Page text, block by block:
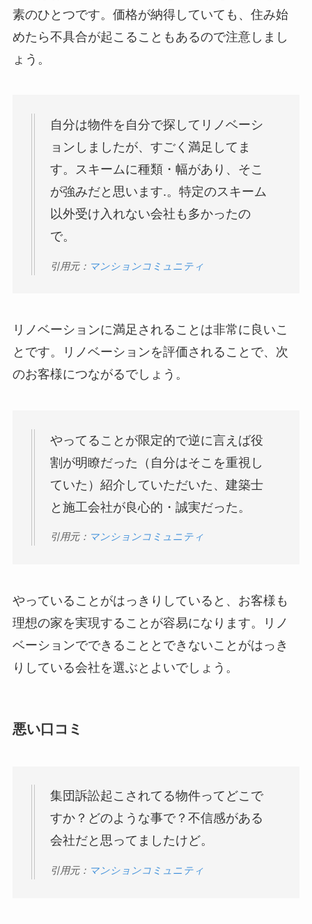
素のひとつです。価格が納得していても、住み始
めたら不具合が起こることもあるので注意しまし
ょう。
自分は物件を自分で探してリノベーシ
ョンしましたが、すごく満足してま
す。スキームに種類・幅があり、そこ
が強みだと思います.。特定のスキーム
以外受け入れない会社も多かったの
で。
引用元： マンションコミュニティ
リノベーションに満足されることは非常に良いこ
とです。リノベーションを評価されることで、次
のお客様につながるでしょう。
やってることが限定的で逆に言えば役
割が明瞭だった（自分はそこを重視し
ていた）紹介していただいた、建築士
と施工会社が良心的・誠実だった。
引用元： マンションコミュニティ
やっていることがはっきりしていると、お客様も
理想の家を実現することが容易になります。リノ
ベーションでできることとできないことがはっき
りしている会社を選ぶとよいでしょう。
悪い口コミ
集団訴訟起こされてる物件ってどこで
すか？どのような事で？不信感がある
会社だと思ってましたけど。
引用元： マンションコミュニティ